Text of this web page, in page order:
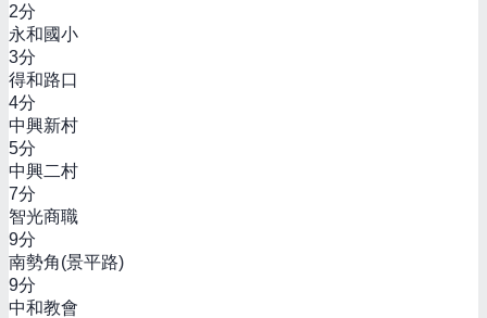
2分
永和國小
3分
得和路口
4分
中興新村
5分
中興二村
7分
智光商職
9分
南勢角(景平路)
9分
中和教會